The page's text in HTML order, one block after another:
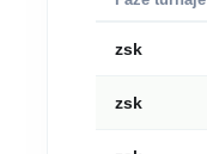
zsk
zsk